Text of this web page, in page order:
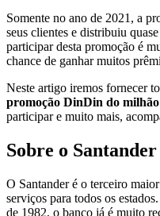
Somente no ano de 2021, a
seus clientes e distribuiu
participar desta promoção é
chance de ganhar muitos
Neste artigo iremos fornecer
promoção DinDin do milhão
participar e muito mais,
Sobre o Santander
O Santander é o terceiro
serviços para todos os
de 1982, o banco já é muito